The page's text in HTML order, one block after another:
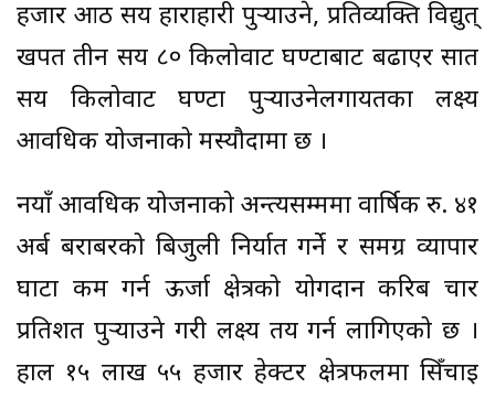
हजार आठ सय हाराहारी पुर्‍याउने, प्रतिव्यक्ति विद्युत्
खपत तीन सय ८० किलोवाट घण्टाबाट बढाएर सात
सय किलोवाट घण्टा पुर्‍याउनेलगायतका लक्ष्य
आवधिक योजनाको मस्यौदामा छ ।
नयाँ आवधिक योजनाको अन्त्यसम्ममा वार्षिक रु. ४१
अर्ब बराबरको बिजुली निर्यात गर्ने र समग्र व्यापार
घाटा कम गर्न ऊर्जा क्षेत्रको योगदान करिब चार
प्रतिशत पुर्‍याउने गरी लक्ष्य तय गर्न लागिएको छ ।
हाल १५ लाख ५५ हजार हेक्टर क्षेत्रफलमा सिँचाइ